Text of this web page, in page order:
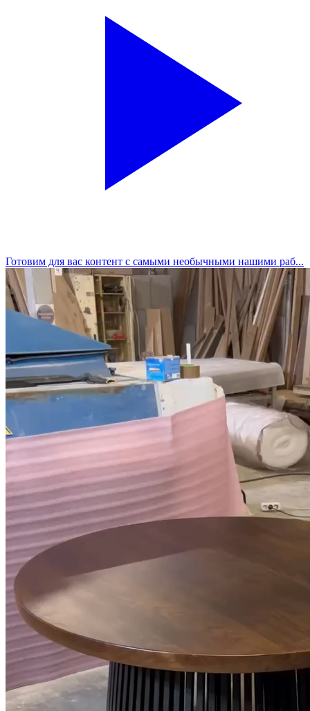
Готовим для вас контент с самыми необычными нашими раб...